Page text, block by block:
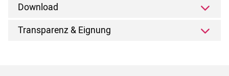
Download
Transparenz & Eignung